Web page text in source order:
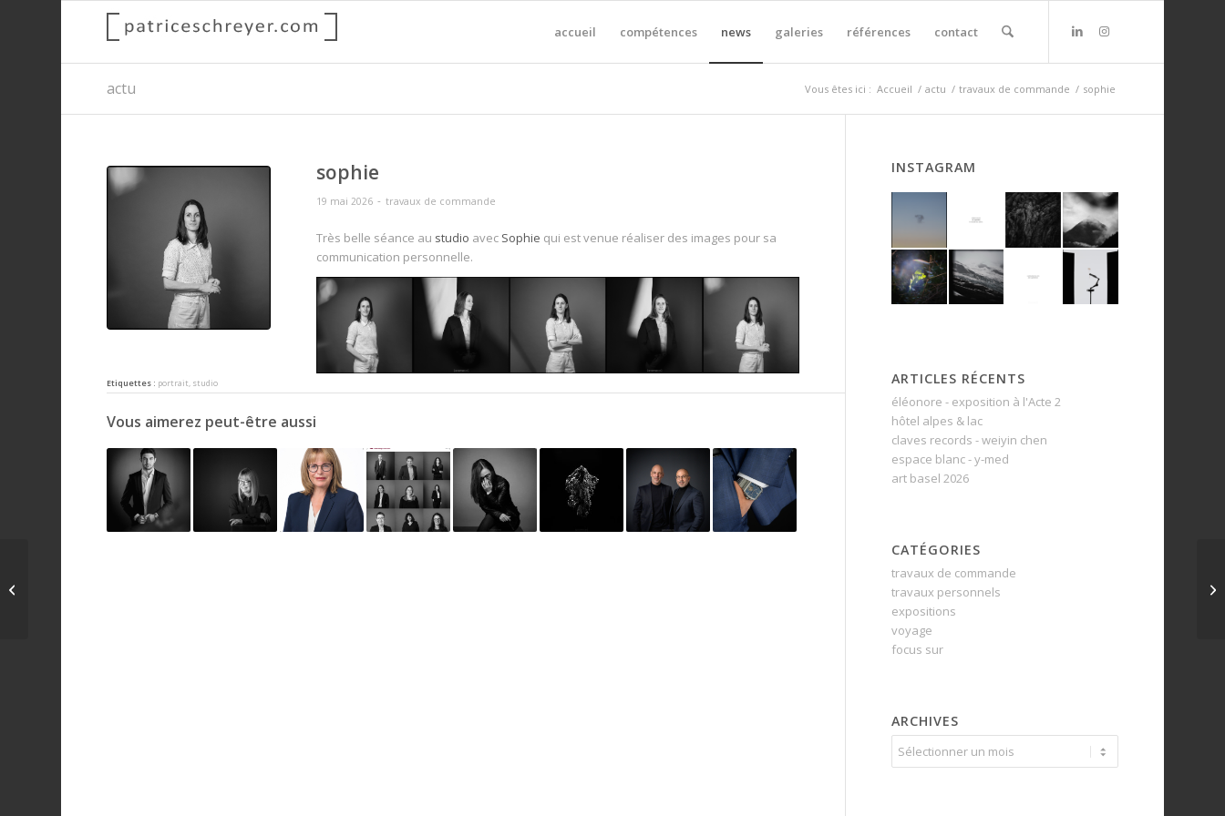
accueil compétences news galeries références contact
actu Vous êtes ici : Accueil / actu / travaux de commande / sophie
sophie
19 mai 2026 - travaux de commande
Très belle séance au studio avec Sophie qui est venue réaliser des images pour sa
communication personnelle.
Etiquettes : portrait, studio
Vous aimerez peut-être aussi
INSTAGRAM
ARTICLES RÉCENTS
éléonore - exposition à l'Acte 2
hôtel alpes & lac
claves records - weiyin chen
espace blanc - y-med
art basel 2026
CATÉGORIES
travaux de commande
travaux personnels
expositions
voyage
focus sur
ARCHIVES